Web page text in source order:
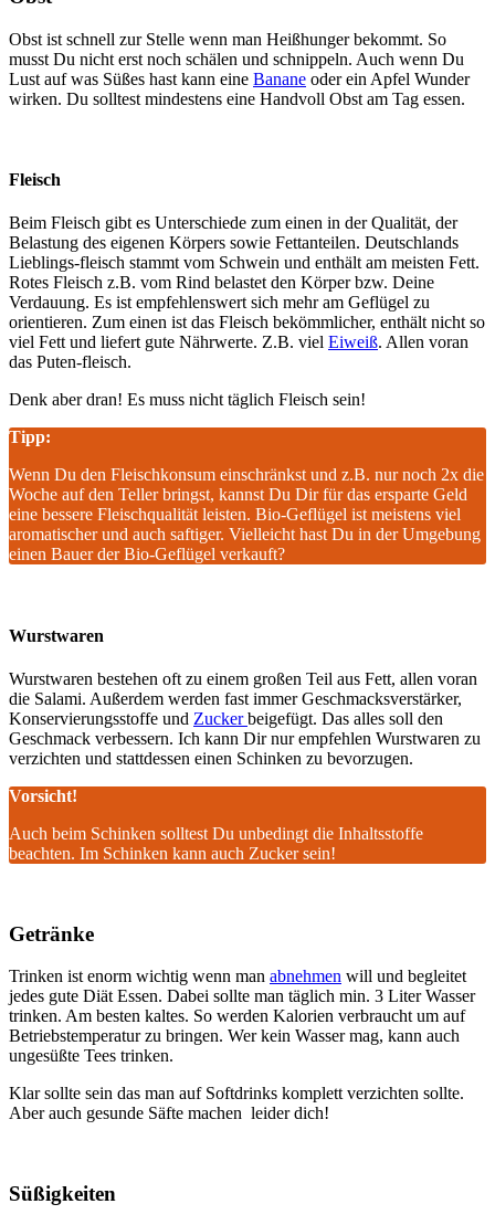
Obst ist schnell zur Stelle wenn man Heißhunger bekommt. So
musst Du nicht erst noch schälen und schnippeln. Auch wenn Du
Lust auf was Süßes hast kann eine Banane oder ein Apfel Wunder
wirken. Du solltest mindestens eine Handvoll Obst am Tag essen.
Fleisch
Beim Fleisch gibt es Unterschiede zum einen in der Qualität, der
Belastung des eigenen Körpers sowie Fettanteilen. Deutschlands
Lieblings-fleisch stammt vom Schwein und enthält am meisten Fett.
Rotes Fleisch z.B. vom Rind belastet den Körper bzw. Deine
Verdauung. Es ist empfehlenswert sich mehr am Geflügel zu
orientieren. Zum einen ist das Fleisch bekömmlicher, enthält nicht so
viel Fett und liefert gute Nährwerte. Z.B. viel Eiweiß. Allen voran
das Puten-fleisch.
Denk aber dran! Es muss nicht täglich Fleisch sein!
Tipp:
Wenn Du den Fleischkonsum einschränkst und z.B. nur noch 2x die
Woche auf den Teller bringst, kannst Du Dir für das ersparte Geld
eine bessere Fleischqualität leisten. Bio-Geflügel ist meistens viel
aromatischer und auch saftiger. Vielleicht hast Du in der Umgebung
einen Bauer der Bio-Geflügel verkauft?
Wurstwaren
Wurstwaren bestehen oft zu einem großen Teil aus Fett, allen voran
die Salami. Außerdem werden fast immer Geschmacksverstärker,
Konservierungsstoffe und Zuckerbeigefügt. Das alles soll den
Geschmack verbessern. Ich kann Dir nur empfehlen Wurstwaren zu
verzichten und stattdessen einen Schinken zu bevorzugen.
Vorsicht!
Auch beim Schinken solltest Du unbedingt die Inhaltsstoffe
beachten. Im Schinken kann auch Zucker sein!
Getränke
Trinken ist enorm wichtig wenn man abnehmen will und begleitet
jedes gute Diät Essen. Dabei sollte man täglich min. 3 Liter Wasser
trinken. Am besten kaltes. So werden Kalorien verbraucht um auf
Betriebstemperatur zu bringen. Wer kein Wasser mag, kann auch
ungesüßte Tees trinken.
Klar sollte sein das man auf Softdrinks komplett verzichten sollte.
Aber auch gesunde Säfte machen leider dich!
Süßigkeiten